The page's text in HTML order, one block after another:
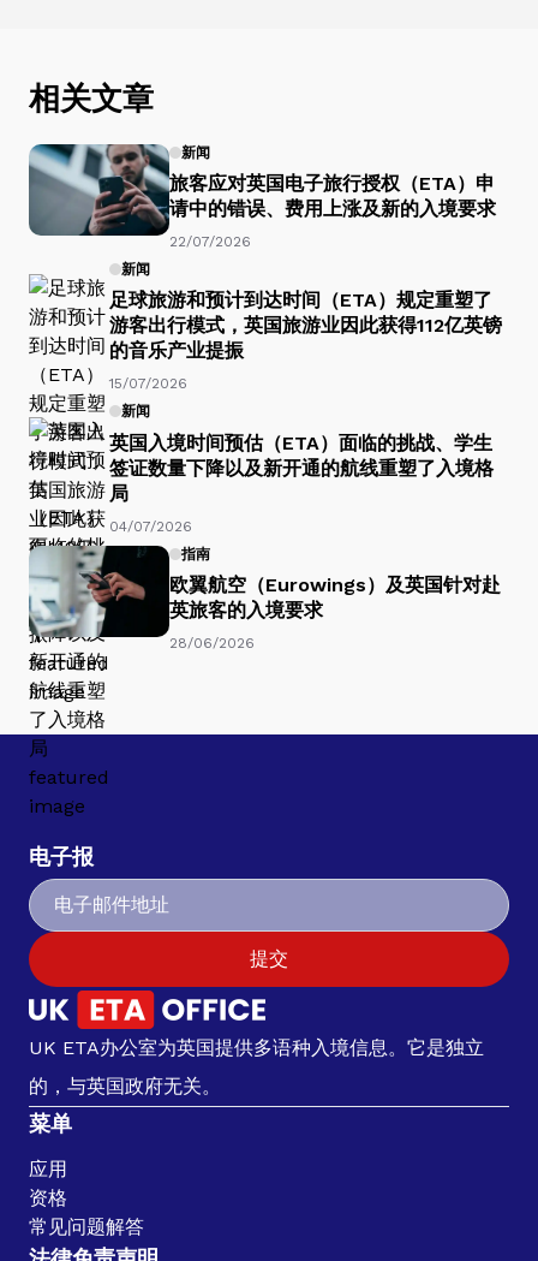
相关文章
新闻
旅客应对英国电子旅行授权（ETA）申
请中的错误、费用上涨及新的入境要求
22/07/2026
新闻
足球旅游和预计到达时间（ETA）规定重塑了
游客出行模式，英国旅游业因此获得112亿英镑
的音乐产业提振
15/07/2026
新闻
英国入境时间预估（ETA）面临的挑战、学生
签证数量下降以及新开通的航线重塑了入境格
局
04/07/2026
指南
欧翼航空（Eurowings）及英国针对赴
英旅客的入境要求
28/06/2026
电子报
提交
UK ETA办公室为英国提供多语种入境信息。它是独立
的，与英国政府无关。
菜单
应用
资格
常见问题解答